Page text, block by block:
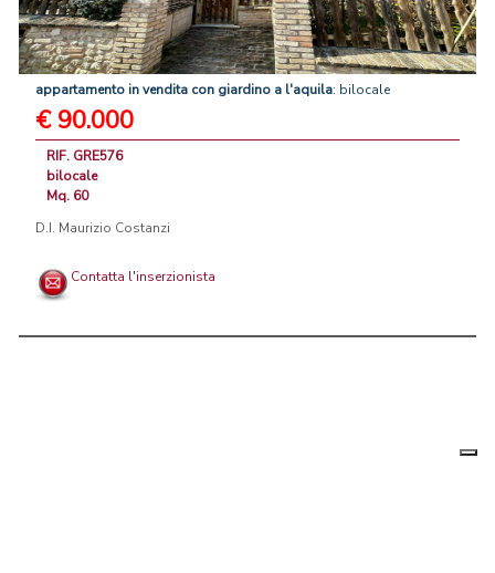
appartamento invendita con giardino a l'aquila: bilocale
€ 90.000
RIF. GRE576
bilocale
Mq. 60
D.I. Maurizio Costanzi
Contatta l'inserzionista